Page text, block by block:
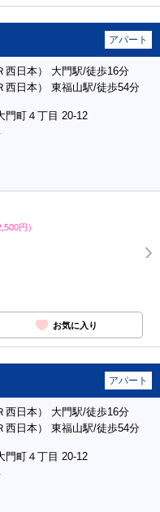
アパート
西日本） 大門駅/徒歩16分
西日本） 東福山駅/徒歩54分
門町４丁目 20-12
円）
お気に入り
アパート
西日本） 大門駅/徒歩16分
西日本） 東福山駅/徒歩54分
門町４丁目 20-12